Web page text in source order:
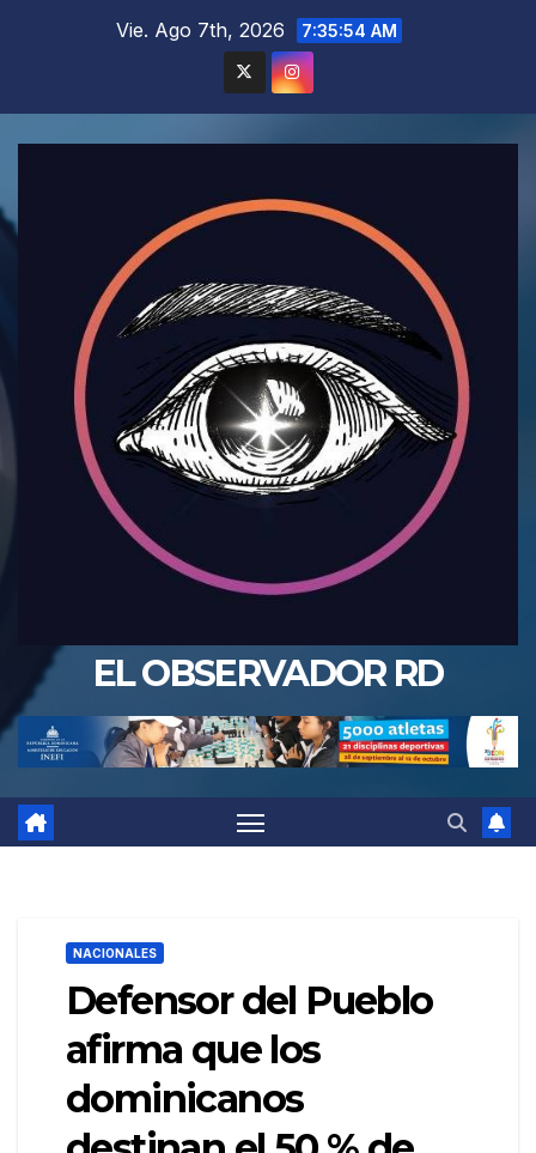
Vie. Ago 7th, 2026 7:35:56 AM
EL OBSERVADOR RD
NACIONALES
Defensor del Pueblo
afirma que los
dominicanos